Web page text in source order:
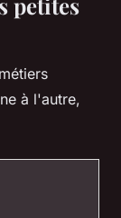
à l'autre,